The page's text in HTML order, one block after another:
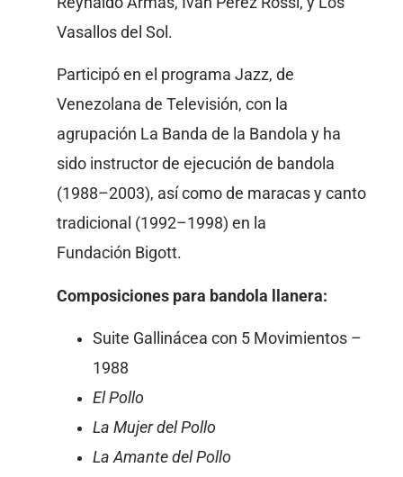
Vasallos del Sol.
Participó en el programa Jazz, de
Venezolana de Televisión, con la
agrupación La Banda de la Bandola y ha
sido instructor de ejecución de bandola
(1988–2003), así como de maracas y canto
tradicional (1992–1998) en la
Fundación Bigott.
Composiciones para bandola llanera:
Suite Gallinácea con 5 Movimientos –
1988
El Pollo
La Mujer del Pollo
La Amante del Pollo